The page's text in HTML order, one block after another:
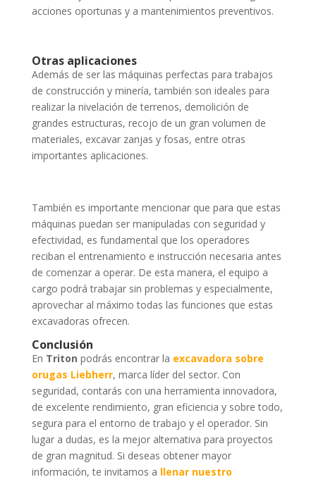
acciones oportunas y a mantenimientos preventivos.
Otras aplicaciones
Además de ser las máquinas perfectas para trabajos
de construcción y minería, también son ideales para
realizar la nivelación de terrenos, demolición de
grandes estructuras, recojo de un gran volumen de
materiales, excavar zanjas y fosas, entre otras
importantes aplicaciones.
También es importante mencionar que para que estas
máquinas puedan ser manipuladas con seguridad y
efectividad, es fundamental que los operadores
reciban el entrenamiento e instrucción necesaria antes
de comenzar a operar. De esta manera, el equipo a
cargo podrá trabajar sin problemas y especialmente,
aprovechar al máximo todas las funciones que estas
excavadoras ofrecen.
Conclusión
En Triton podrás encontrar la excavadora sobre
orugas Liebherr, marca líder del sector. Con
seguridad, contarás con una herramienta innovadora,
de excelente rendimiento, gran eficiencia y sobre todo,
segura para el entorno de trabajo y el operador. Sin
lugar a dudas, es la mejor alternativa para proyectos
de gran magnitud. Si deseas obtener mayor
información, te invitamos a llenar nuestro